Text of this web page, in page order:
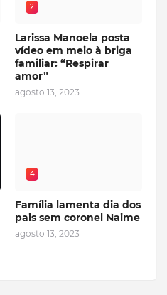
2
Larissa Manoela posta
vídeo em meio à briga
familiar: “Respirar
amor”
agosto 13, 2023
4
Família lamenta dia dos
pais sem coronel Naime
agosto 13, 2023